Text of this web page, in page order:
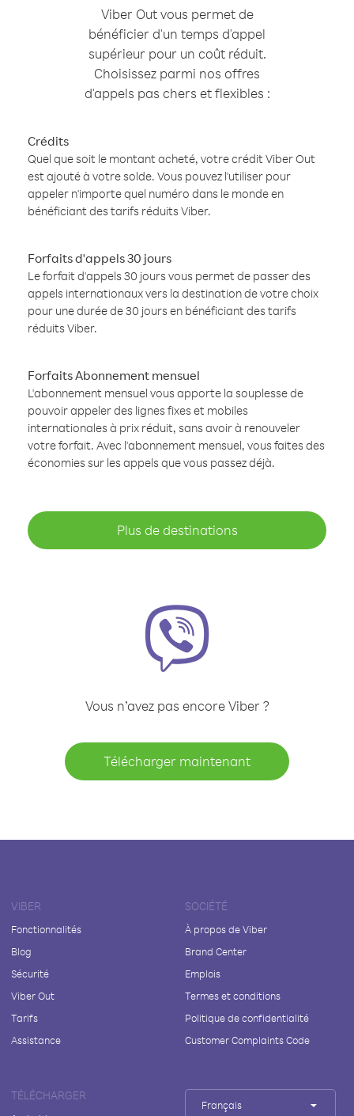
Viber Out vous permet de
bénéficier d'un temps d'appel
supérieur pour un coût réduit.
Choisissez parmi nos offres
d'appels pas chers et flexibles :
Crédits
Quel que soit le montant acheté, votre crédit Viber Out
est ajouté à votre solde. Vous pouvez l'utiliser pour
appeler n'importe quel numéro dans le monde en
bénéficiant des tarifs réduits Viber.
Forfaits d'appels 30 jours
Le forfait d'appels 30 jours vous permet de passer des
appels internationaux vers la destination de votre choix
pour une durée de 30 jours en bénéficiant des tarifs
réduits Viber.
Forfaits Abonnement mensuel
L'abonnement mensuel vous apporte la souplesse de
pouvoir appeler des lignes fixes et mobiles
internationales à prix réduit, sans avoir à renouveler
votre forfait. Avec l'abonnement mensuel, vous faites des
économies sur les appels que vous passez déjà.
Plus de destinations
Vous n’avez pas encore Viber ?
Télécharger maintenant
VIBER
Fonctionnalités
Blog
Sécurité
Viber Out
Tarifs
Assistance
SOCIÉTÉ
À propos de Viber
Brand Center
Emplois
Termes et conditions
Politique de confidentialité
Customer Complaints Code
TÉLÉCHARGER
Français